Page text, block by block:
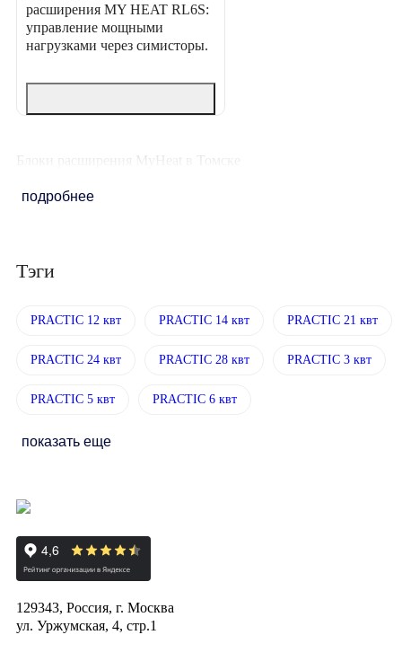
расширения MY HEAT RL6S:
управление мощными
нагрузками через симисторы.
Блоки расширения MyHeat в Томске
подробнее
Тэги
PRACTIC 12 квт PRACTIC 14 квт PRACTIC 21 квт
PRACTIC 24 квт PRACTIC 28 квт PRACTIC 3 квт
PRACTIC 5 квт PRACTIC 6 квт
показать еще
129343, Россия, г. Москва
ул. Уржумская, 4, стр.1